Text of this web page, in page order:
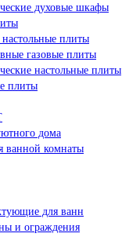
духовые шкафы
настольные плиты
газовые плиты
настольные плиты
плиты
дома
ванной комнаты
для ванн
и ограждения